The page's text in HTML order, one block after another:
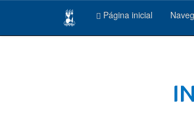
Página inicial